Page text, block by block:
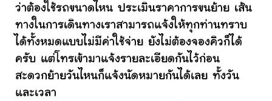
ว่าต้องใช้รถขนาดไหน ประเมินราคาการขนย้าย เส้น
ทางในการเดินทางเราสามารถแจ้งให้ทุกท่านทราบ
ได้ทั้งหมดแบบไม่มีค่าใช้จ่าย ยังไม่ต้องจองคิวก็ได้
ครับ แต่โทรเข้ามาแจ้งรายละเอียดกันไว้ก่อน
สะดวกย้ายวันไหนก็แจ้งนัดหมายกันได้เลย ทั้งวัน
และเวลา